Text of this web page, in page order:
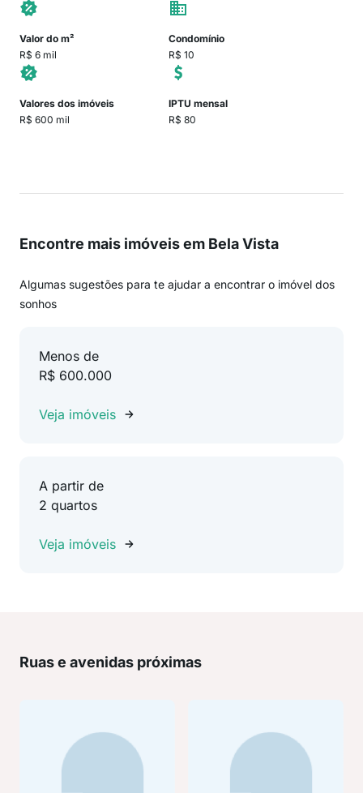
Valor do m²
R$ 6 mil
Condomínio
R$ 10
Valores dos imóveis
R$ 600 mil
IPTU mensal
R$ 80
Encontre mais imóveis em Bela Vista
Algumas sugestões para te ajudar a encontrar o imóvel dos
sonhos
Menos de
R$ 600.000
Veja imóveis
A partir de
2 quartos
Veja imóveis
Ruas e avenidas próximas